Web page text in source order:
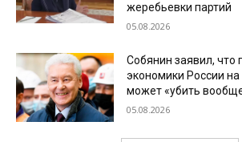
жеребьевки партий
05.08.2026
Собянин заявил, что
экономики России
может «убить
05.08.2026